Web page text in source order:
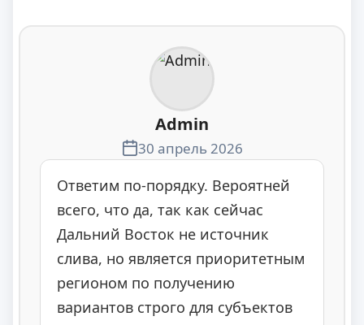
Admin
30 апрель 2026
Ответим по-порядку. Вероятней
всего, что да, так как сейчас
Дальний Восток не источник
слива, но является приоритетным
регионом по получению
вариантов строго для субъектов